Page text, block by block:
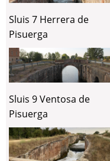
Sluis 7 Herrera de
Pisuerga
Sluis 9 Ventosa de
Pisuerga